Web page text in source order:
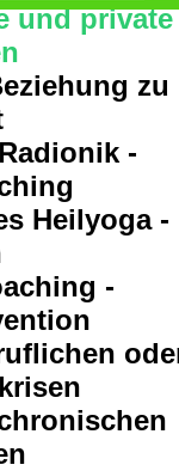
und private
zu
-
Heilyoga -
-